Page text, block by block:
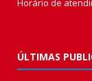
ÚLTIMAS